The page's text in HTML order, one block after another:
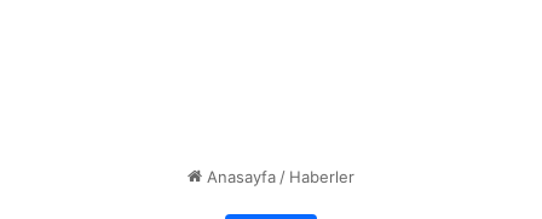
Anasayfa/ Haberler